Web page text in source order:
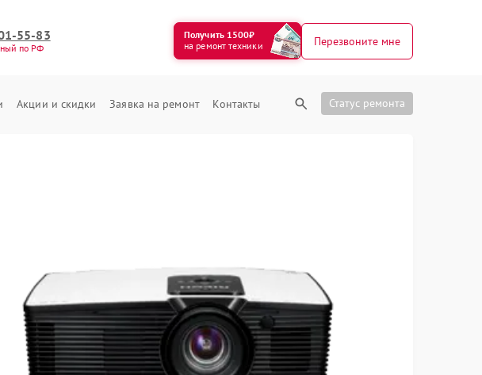
55-83
по РФ
Получить 1500₽
на ремонт техники
Перезвоните мне
Акции и скидки Заявка на ремонт Контакты Статус ремонта